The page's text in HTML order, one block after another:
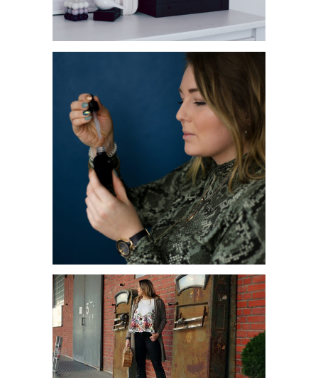
POSTER VON GALLERIX
JETZT WIRD ES GRÜN: DER
CBD TREND